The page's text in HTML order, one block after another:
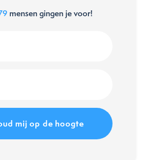
mensen gingen je voor!